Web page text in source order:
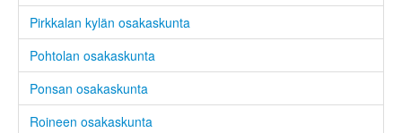
Pirkkalan kylän osakaskunta
Pohtolan osakaskunta
Ponsan osakaskunta
Roineen osakaskunta